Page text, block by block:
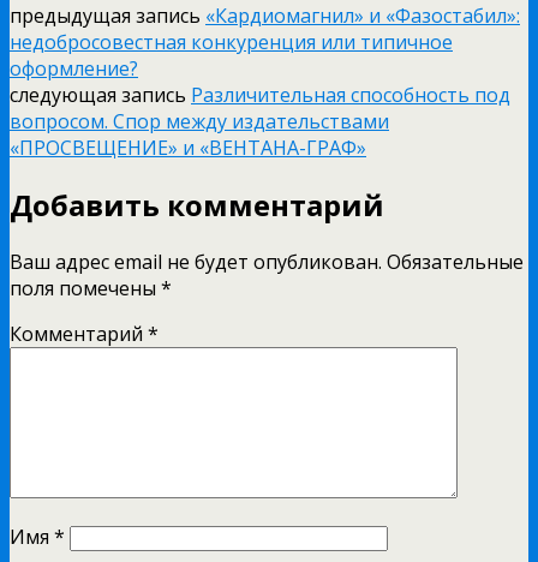
предыдущая запись «Кардиомагнил» и «Фазостабил»:
недобросовестная конкуренция или типичное
оформление?
следующая запись Различительная способность под
вопросом. Спор между издательствами
«ПРОСВЕЩЕНИЕ» и «ВЕНТАНА-ГРАФ»
Добавить комментарий
Ваш адрес email не будет опубликован. Обязательные
поля помечены *
Комментарий *
Имя *